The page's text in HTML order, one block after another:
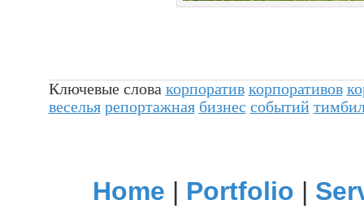
Ключевые слова корпоратив корпоративов
веселья репортажная бизнес событий
Home | Portfolio |